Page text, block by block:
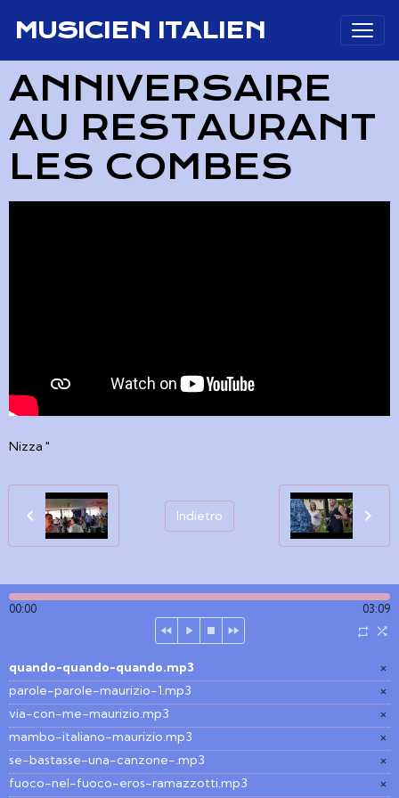
MUSICIEN ITALIEN
ANNIVERSAIRE
AU RESTAURANT
LES COMBES
Nizza "
Indietro
00:00 03:09
×
quando-quando-quando.mp3
×
parole-parole-maurizio-1.mp3
×
via-con-me-maurizio.mp3
×
mambo-italiano-maurizio.mp3
×
se-bastasse-una-canzone-.mp3
×
fuoco-nel-fuoco-eros-ramazzotti.mp3